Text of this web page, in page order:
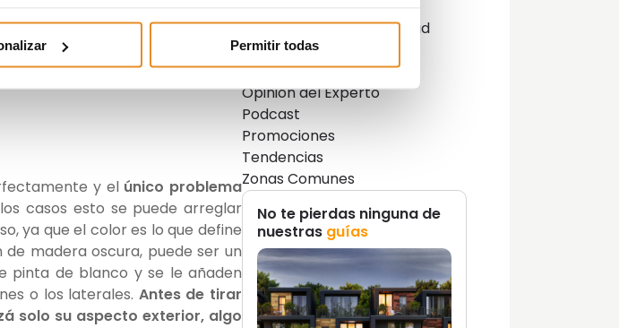
Permitir todas
puede hacer de estante
y barniza el resto. Si tienes
libros, figuras u otros objetos
y el único problema
casos esto se puede arreglar
ya que el color es lo que define
madera oscura, puede ser un
pinta de blanco y se le añaden
o los laterales. Antes de tirar
solo su aspecto exterior, algo
Innovación y sostenibilidad
Lifestyle
Lifestyle y decoración
Opinión del Experto
Podcast
Promociones
Tendencias
Zonas Comunes
No te pierdas ninguna de
nuestras guías